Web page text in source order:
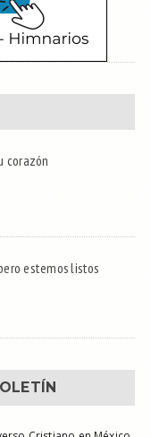
corazón
estemos listos